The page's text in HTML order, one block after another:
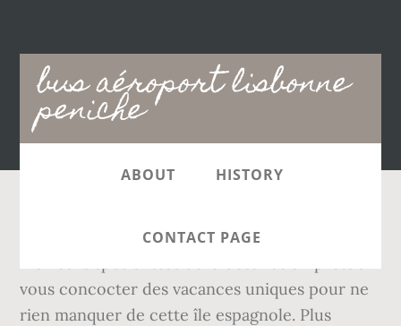
bus aéroport lisbonne
peniche
Main
navigation
ABOUT HISTORY
CONTACT PAGE
Partir.com a sélectionné pour vous les
vous concocter des vacances uniques pour ne
rien manquer de cette île espagnole. Plus